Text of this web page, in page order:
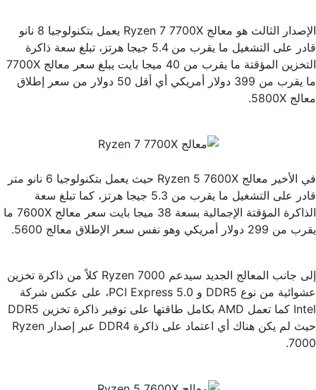
الإصدار الثالث هو معالج Ryzen 7 7700X يعمل بتكنولوجيا 8 نانو
قادر على التشغيل ما يقرب من 5.4 جيجا هرتز، تبلغ سعة ذاكرة
التخزين المؤقتة ما يقرب من 40 ميجا بايت يبلغ سعر معالج 7700X
ما يقرب من 399 دولار أمريكي أي أقل 50 دولار من سعر إطلاق
معالج 5800X.
في الأخير معالج Ryzen 5 7600X حيث يعمل بتكنولوجيا 6 نانو متر
قادر على التشغيل ما يقرب من 5.3 جيجا هرتز، كما تبلغ سعة
الذاكرة المؤقتة الإجمالية بسعة 38 ميجا بايت سعر معالج 7600X ما
يقرب من 299 دولار أمريكي وهو نفس سعر الإطلاق معالج 5600.
إلى جانب المعالج الجديد سيدعم Ryzen 7000 كلاً من ذاكرة تخزين
عشوائية من نوع DDR5 و PCI Express 5.0، على عكس شركة
Intel كما تعمل AMD بكامل طاقتها على توفير ذاكرة تخزين DDR5
حيث لم يكن هناك أي اعتماد على ذاكرة DDR4 عبر إصدار Ryzen
7000.